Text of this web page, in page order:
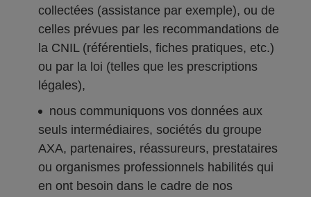
collectées (assistance par exemple), ou de
celles prévues par les recommandations de
la CNIL (référentiels, fiches pratiques, etc.)
ou par la loi (telles que les prescriptions
légales),
nous communiquons vos données aux
seuls intermédiaires, sociétés du groupe
AXA, partenaires, réassureurs, prestataires
ou organismes professionnels habilités qui
en ont besoin dans le cadre de nos